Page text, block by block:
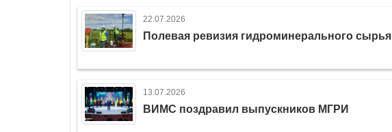
22.07.2026
Полевая ревизия гидроминерального сырья
13.07.2026
ВИМС поздравил выпускников МГРИ